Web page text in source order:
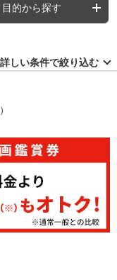
目的から探す
しい条件で絞り込む